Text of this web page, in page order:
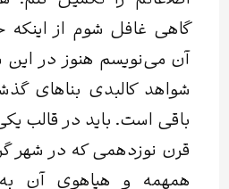
گاهی غافل شوم از اینکه
آن می‌نویسم هنوز در
شواهد کالبدی بناهای
باقی است. باید در قالب
قرن نوزدهمی که در شهر
همهمه و هیاهوی آن